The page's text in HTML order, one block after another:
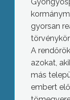
gyorsan
A
azokat,
más
embert